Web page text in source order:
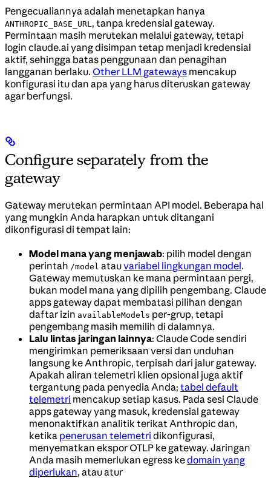
Pengecualiannya adalah menetapkan hanya
ANTHROPIC_BASE_URL, tanpa kredensial gateway.
Permintaan masih merutekan melalui gateway, tetapi
login claude.ai yang disimpan tetap menjadi kredensial
aktif, sehingga batas penggunaan dan penagihan
langganan berlaku. Other LLM gateways mencakup
konfigurasi itu dan apa yang harus diteruskan gateway
agar berfungsi.
Configure separately from the
gateway
Gateway merutekan permintaan API model. Beberapa hal
yang mungkin Anda harapkan untuk ditangani
dikonfigurasi di tempat lain:
Model mana yang menjawab: pilih model dengan
perintah /model atauvariabel lingkungan model.
Gateway memutuskan ke mana permintaan pergi,
bukan model mana yang dipilih pengembang. Claude
apps gateway dapat membatasi pilihan dengan
daftar izin availableModels per-grup, tetapi
pengembang masih memilih di dalamnya.
Lalu lintas jaringan lainnya: Claude Code sendiri
mengirimkan pemeriksaan versi dan unduhan
langsung ke Anthropic, terpisah dari jalur gateway.
Apakah aliran telemetri klien opsional juga aktif
tergantung pada penyedia Anda; tabel default
telemetri mencakup setiap kasus. Pada sesi Claude
apps gateway yang masuk, kredensial gateway
menonaktifkan analitik terikat Anthropic dan,
ketika penerusan telemetri dikonfigurasi,
menyematkan ekspor OTLP ke gateway. Jaringan
Anda masih memerlukan egress kedomain yang
diperlukan, atau atur